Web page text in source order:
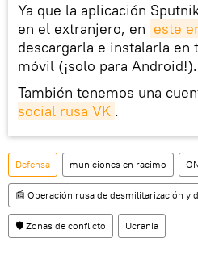
Ya que la aplicación
en el extranjero, en este
descargarla e instalarla en
móvil (¡solo para Android!).
También tenemos una
social rusa VK .
Defensa municiones en racimo
📰 Operación rusa de desmilitarización y
🛡️ Zonas de conflicto Ucrania